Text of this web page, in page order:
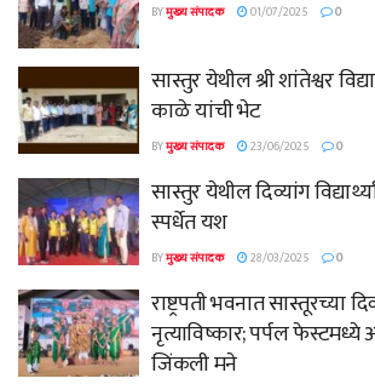
BYमुख्य संपादक 01/07/2025 0
सास्तुर येथील श्री शांतेश्वर
काळे यांची भेट
BYमुख्य संपादक 23/06/2025 0
सास्तुर येथील दिव्यांग
स्पर्धेत यश
BYमुख्य संपादक 28/03/2025 0
राष्ट्रपती भवनात सास्तूरच्या
नृत्याविष्कार; पर्पल फेस्टमध्ये
जिंकली मने